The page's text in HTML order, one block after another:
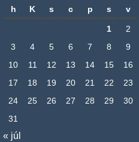
h K s c p s v
1
2
3
4 5 6 7 8
9
10
11 12 13 14 15
16
17
18 19 20 21 22
23
24
25 26 27 28 29
30
31
« júl